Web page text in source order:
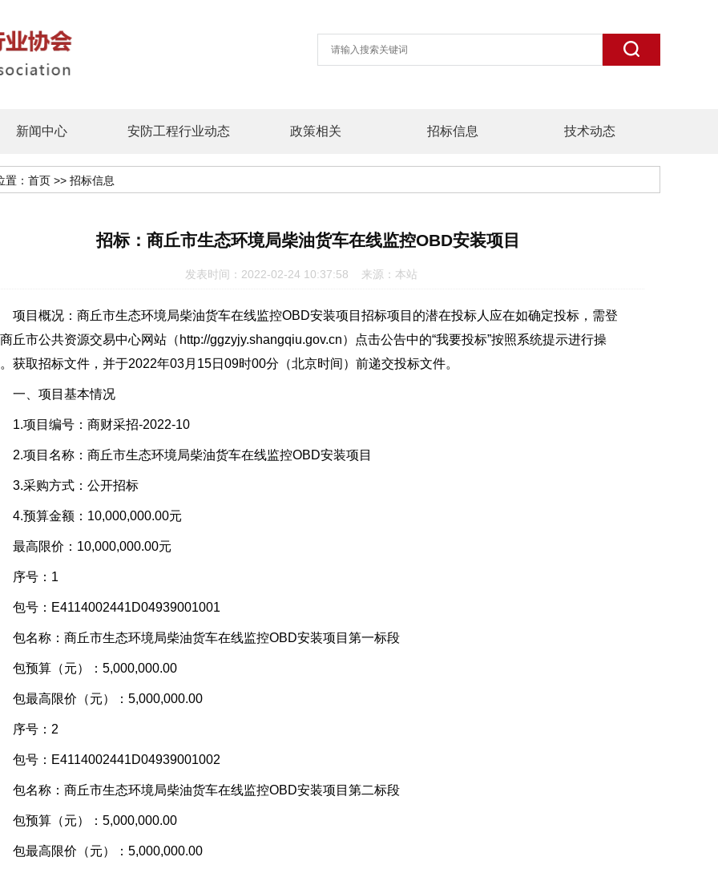
新闻中心 安防工程行业动态 政策相关 招标信息 技术动态
置： 首页 >> 招标信息
招标：商丘市生态环境局柴油货车在线监控OBD安装项目
发表时间：2022-02-24 10:37:58 来源：本站
目概况：商丘市生态环境局柴油货车在线监控OBD安装项目招标项目的潜在投标人应在如确定投标，需登
丘市公共资源交易中心网站（http://ggzyjy.shangqiu.gov.cn）点击公告中的“我要投标”按照系统提示进行操
获取招标文件，并于2022年03月15日09时00分（北京时间）前递交投标文件。
、项目基本情况
项目编号：商财采招-2022-10
项目名称：商丘市生态环境局柴油货车在线监控OBD安装项目
采购方式：公开招标
预算金额：10,000,000.00元
高限价：10,000,000.00元
号：1
号：E4114002441D04939001001
名称：商丘市生态环境局柴油货车在线监控OBD安装项目第一标段
预算（元）：5,000,000.00
最高限价（元）：5,000,000.00
号：2
号：E4114002441D04939001002
名称：商丘市生态环境局柴油货车在线监控OBD安装项目第二标段
预算（元）：5,000,000.00
最高限价（元）：5,000,000.00